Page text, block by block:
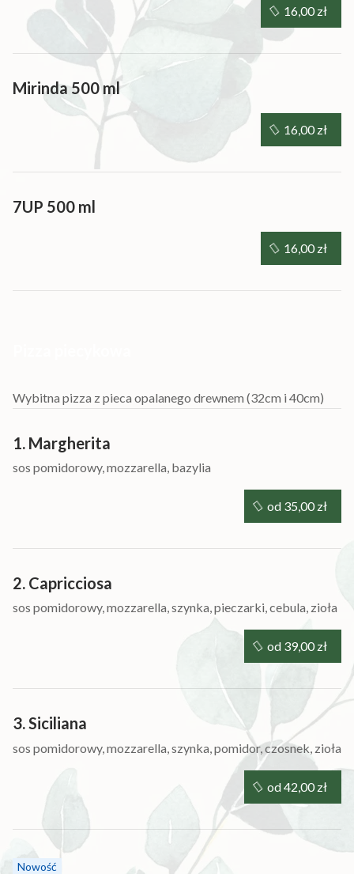
Mirinda 500 ml
7UP 500 ml
Wybitna pizza z pieca opalanego drewnem (32cm i 40cm)
1. Margherita
sos pomidorowy, mozzarella, bazylia
2. Capricciosa
sos pomidorowy, mozzarella, szynka, pieczarki, cebula, zioła
3. Siciliana
sos pomidorowy, mozzarella, szynka, pomidor, czosnek, zioła
Nowość